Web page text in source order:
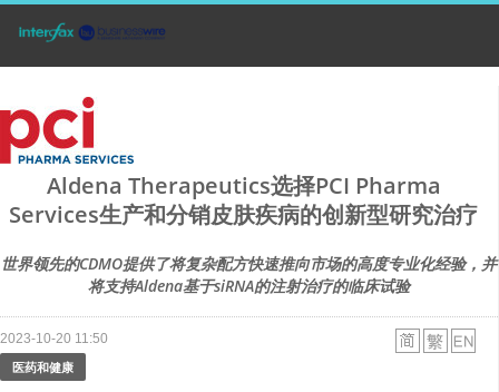
Aldena Therapeutics选择PCI Pharma
Services生产和分销皮肤疾病的创新型研究治疗
世界领先的CDMO提供了将复杂配方快速推向市场的高度专业化经验，并
将支持Aldena基于siRNA的注射治疗的临床试验
2023-10-20 11:50
医药和健康